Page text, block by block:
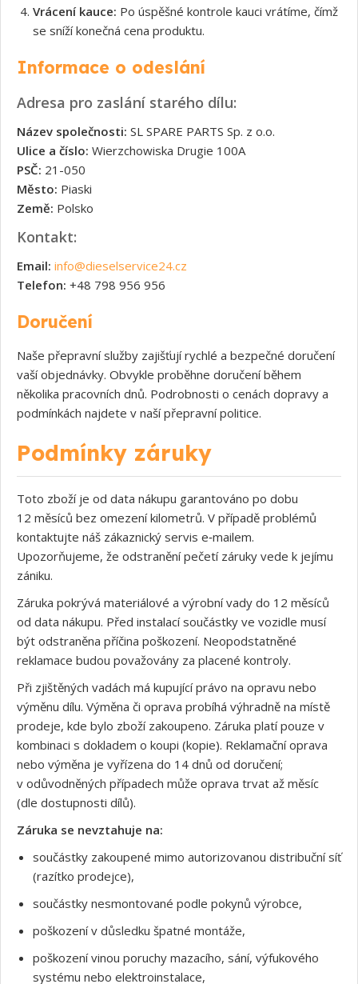
Vrácení kauce: Po úspěšné kontrole kauci vrátíme, čímž
se sníží konečná cena produktu.
Informace o odeslání
Adresa pro zaslání starého dílu:
Název společnosti: SL SPARE PARTS Sp. z o.o.
Ulice a číslo: Wierzchowiska Drugie 100A
PSČ: 21-050
Město: Piaski
Země: Polsko
Kontakt:
Email: info@dieselservice24.cz
Telefon: +48 798 956 956
Doručení
Naše přepravní služby zajišťují rychlé a bezpečné doručení
vaší objednávky. Obvykle proběhne doručení během
několika pracovních dnů. Podrobnosti o cenách dopravy a
podmínkách najdete v naší přepravní politice.
Podmínky záruky
Toto zboží je od data nákupu garantováno po dobu
12 měsíců bez omezení kilometrů. V případě problémů
kontaktujte náš zákaznický servis e‑mailem.
Upozorňujeme, že odstranění pečetí záruky vede k jejímu
zániku.
Záruka pokrývá materiálové a výrobní vady do 12 měsíců
od data nákupu. Před instalací součástky ve vozidle musí
být odstraněna příčina poškození. Neopodstatněné
reklamace budou považovány za placené kontroly.
Při zjištěných vadách má kupující právo na opravu nebo
výměnu dílu. Výměna či oprava probíhá výhradně na místě
prodeje, kde bylo zboží zakoupeno. Záruka platí pouze v
kombinaci s dokladem o koupi (kopie). Reklamační oprava
nebo výměna je vyřízena do 14 dnů od doručení;
v odůvodněných případech může oprava trvat až měsíc
(dle dostupnosti dílů).
Záruka se nevztahuje na:
součástky zakoupené mimo autorizovanou distribuční síť
(razítko prodejce),
součástky nesmontované podle pokynů výrobce,
poškození v důsledku špatné montáže,
poškození vinou poruchy mazacího, sání, výfukového
systému nebo elektroinstalace,